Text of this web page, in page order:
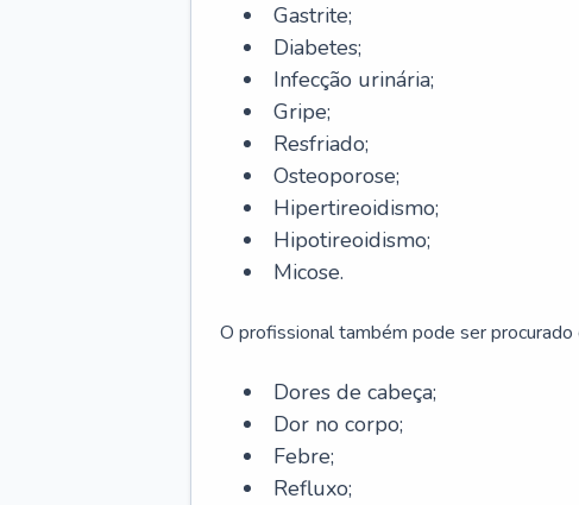
Gastrite;
Diabetes;
Infecção urinária;
Gripe;
Resfriado;
Osteoporose;
Hipertireoidismo;
Hipotireoidismo;
Micose.
O profissional também pode ser
Dores de cabeça;
Dor no corpo;
Febre;
Refluxo;